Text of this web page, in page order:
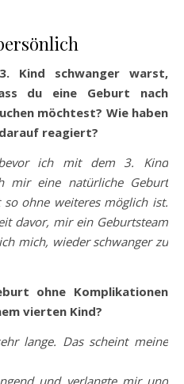
Kind schwanger warst,
du eine Geburt nach
möchtest? Wie haben
reagiert?
ich mit dem 3. Kind
mir eine natürliche Geburt
ohne weiteres möglich ist.
davor, mir ein Geburtsteam
mich, wieder schwanger zu
ohne Komplikationen
vierten Kind?
lange. Das scheint meine
und verlangte mir und